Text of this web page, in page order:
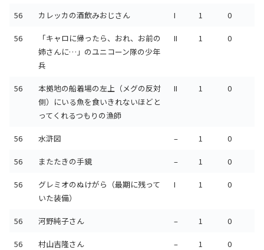
56 カレッカの酒飲みおじさん I 1 0
56
「キャロに帰ったら、おれ、お前の
姉さんに…」のユニコーン隊の少年
兵
II 1 0
56
本拠地の船着場の左上（メグの反対
側）にいる魚を食いきれないほどと
ってくれるつもりの漁師
II 1 0
56 水滸図 – 1 0
56 またたきの手鏡 – 1 0
56
グレミオのぬけがら（最期に残って
いた装備）
I 1 0
56 河野純子さん – 1 0
56 村山吉隆さん – 1 0